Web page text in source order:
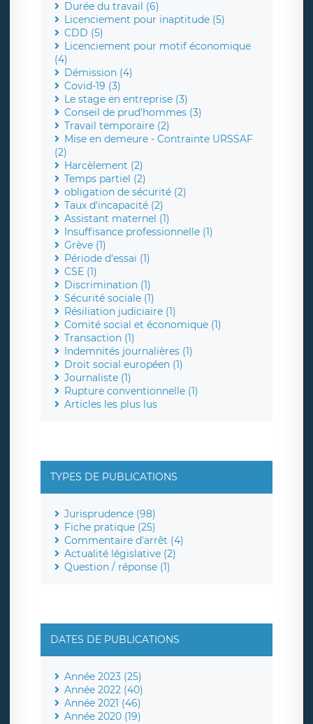
Durée du travail (6)
Licenciement pour inaptitude (5)
CDD (5)
Licenciement pour motif économique
(4)
Démission (4)
Covid-19 (3)
Le stage en entreprise (3)
Conseil de prud'hommes (3)
Travail temporaire (2)
Mise en demeure - Contrainte URSSAF
(2)
Harcèlement (2)
Temps partiel (2)
obligation de sécurité (2)
Taux d'incapacité (2)
Assistant maternel (1)
Insuffisance professionnelle (1)
Grève (1)
Période d'essai (1)
CSE (1)
Discrimination (1)
Sécurité sociale (1)
Résiliation judiciaire (1)
Comité social et économique (1)
Transaction (1)
Indemnités journalières (1)
Droit social européen (1)
Journaliste (1)
Rupture conventionnelle (1)
Articles les plus lus
TYPES DE PUBLICATIONS
Jurisprudence (98)
Fiche pratique (25)
Commentaire d'arrêt (4)
Actualité législative (2)
Question / réponse (1)
DATES DE PUBLICATIONS
Année 2023 (25)
Année 2022 (40)
Année 2021 (46)
Année 2020 (19)